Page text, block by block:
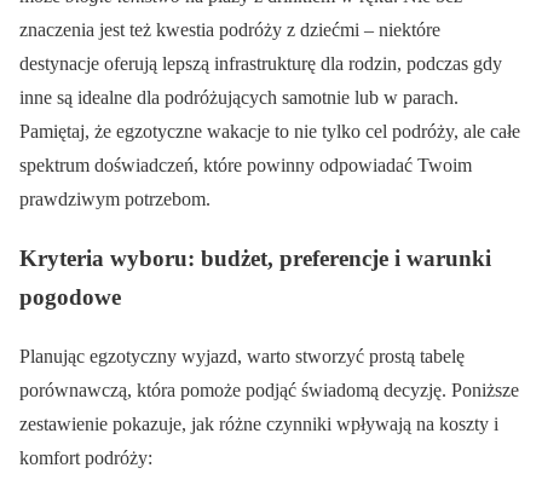
znaczenia jest też kwestia podróży z dziećmi – niektóre
destynacje oferują lepszą infrastrukturę dla rodzin, podczas gdy
inne są idealne dla podróżujących samotnie lub w parach.
Pamiętaj, że egzotyczne wakacje to nie tylko cel podróży, ale całe
spektrum doświadczeń, które powinny odpowiadać Twoim
prawdziwym potrzebom.
Kryteria wyboru: budżet, preferencje i warunki
pogodowe
Planując egzotyczny wyjazd, warto stworzyć prostą tabelę
porównawczą, która pomoże podjąć świadomą decyzję. Poniższe
zestawienie pokazuje, jak różne czynniki wpływają na koszty i
komfort podróży: